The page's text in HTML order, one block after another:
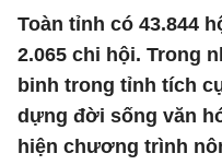
Toàn tỉnh có 43.844
2.065 chi hội. Trong
binh trong tỉnh tích
dựng đời sống văn
hiện chương trình